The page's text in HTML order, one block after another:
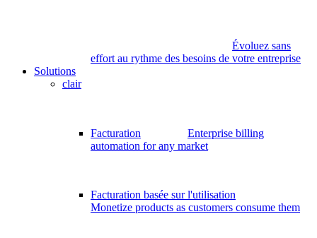
Évoluez sans
effort au rythme des besoins de votre entreprise
Solutions
clair
Facturation
Enterprise billing
automation for any market
Facturation basée sur l'utilisation
Monetize products as customers consume them